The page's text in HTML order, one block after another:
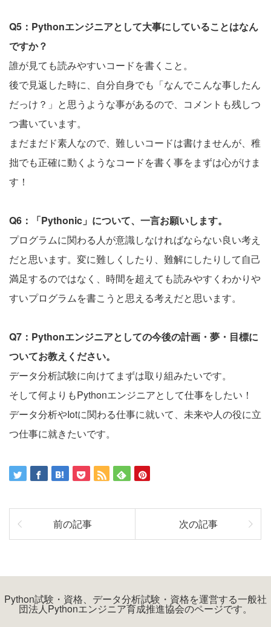
Q5：Pythonエンジニアとして大事にしていることはなん
ですか？
誰が見ても読みやすいコードを書くこと。
後で見返した時に、自分自身でも「なんでこんな事したん
だっけ？」と思うような事があるので、コメントも残しつ
つ書いています。
まだまだド素人なので、難しいコードは書けませんが、稚
拙でも正確に動くようなコードを書く事をまずは心がけま
す！
Q6：「Pythonic」について、一言お願いします。
プログラムに関わる人が意識しなければならない良い考え
だと思います。変に難しくしたり、難解にしたりして自己
満足するのではなく、時間を超えても読みやすくわかりや
すいプログラムを書こうと思える考えだと思います。
Q7：Pythonエンジニアとしての今後の計画・夢・目標に
ついてお教えください。
データ分析試験に向けてまずは取り組みたいです。
そして何よりもPythonエンジニアとして仕事をしたい！
データ分析やIotに関わる仕事に就いて、未来や人の役に立
つ仕事に就きたいです。
前の記事 次の記事
Python試験・資格、データ分析試験・資格を運営する一般社
団法人Pythonエンジニア育成推進協会のページです。